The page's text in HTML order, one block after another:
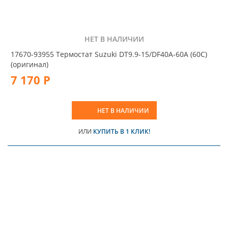
НЕТ В НАЛИЧИИ
17670-93955 Термостат Suzuki DT9.9-15/DF40A-60A (60C)
(оригинал)
7 170 Р
НЕТ В НАЛИЧИИ
ИЛИ КУПИТЬ В 1 КЛИК!